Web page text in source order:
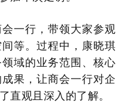
一行，带领大家参观
等。过程中，康晓琪
域的业务范围、核心
果，让商会一行对企
直观且深入的了解。